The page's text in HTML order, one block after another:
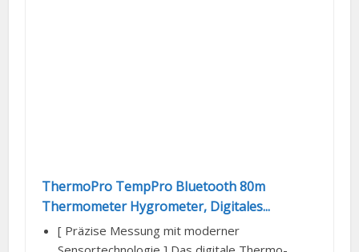
ThermoPro TempPro Bluetooth 80m
Thermometer Hygrometer, Digitales...
[ Präzise Messung mit moderner